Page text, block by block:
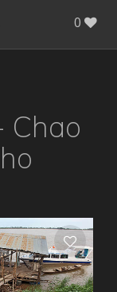
0
Chao